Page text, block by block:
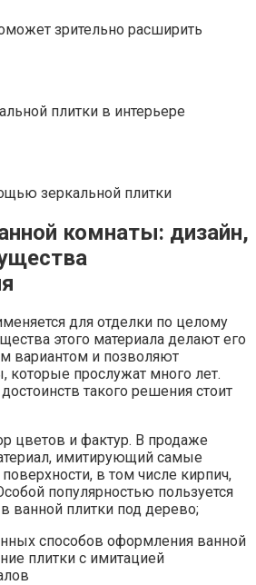
зрительно расширить
плитки в интерьере
зеркальной плитки
комнаты: дизайн,
для отделки по целому
этого материала делают его
вариантом и позволяют
которые прослужат много лет.
такого решения стоит
цветов и фактур. В продаже
имитирующий самые
в том числе кирпич,
популярностью пользуется
ванной плитки под дерево;